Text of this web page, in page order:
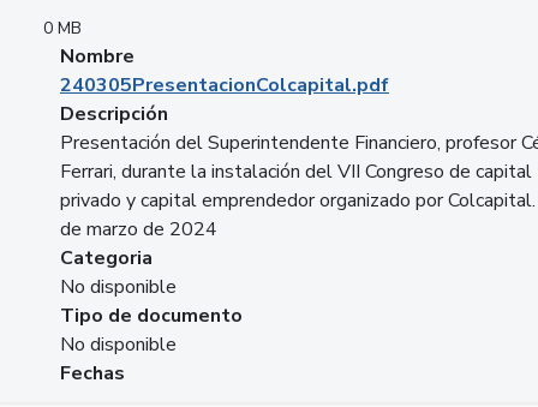
0 MB
Nombre
240305PresentacionColcapital.pdf
Descripción
Presentación del Superintendente Financiero, profesor
Ferrari, durante la instalación del VII Congreso de capital
privado y capital emprendedor organizado por
de marzo de 2024
Categoria
No disponible
Tipo de documento
No disponible
Fechas